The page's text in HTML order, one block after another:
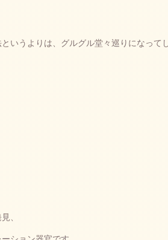
いうよりは、グルグル堂々巡りになって
、